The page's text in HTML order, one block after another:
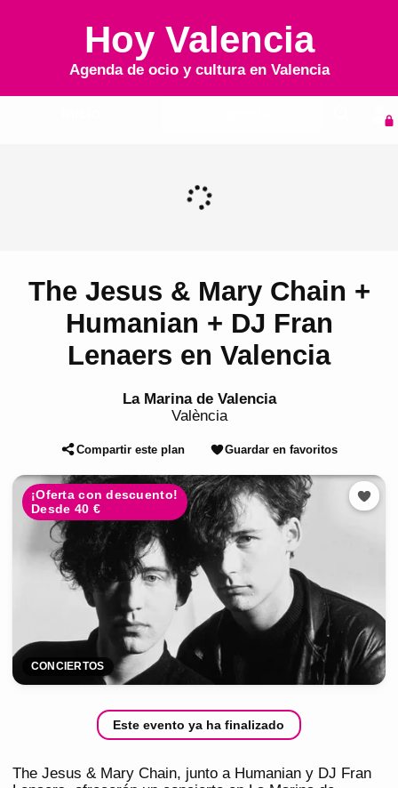
Hoy Valencia
Agenda de ocio y cultura en Valencia
The Jesus & Mary Chain +
Humanian + DJ Fran
Lenaers en Valencia
La Marina de Valencia
València
Compartir este plan Guardar en favoritos
¡Oferta con descuento!
Desde 40 €
CONCIERTOS
Este evento ya ha finalizado
The Jesus & Mary Chain, junto a Humanian y DJ Fran